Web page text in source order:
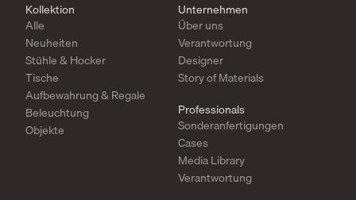
Kollektion
Alle
Neuheiten
Stühle & Hocker
Tische
Aufbewahrung & Regale
Beleuchtung
Objekte
Unternehmen
Über uns
Verantwortung
Designer
Story of Materials
Professionals
Sonderanfertigungen
Cases
Media Library
Verantwortung